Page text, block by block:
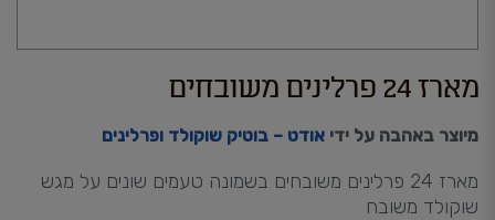
מארז 24 פרלינים משובחים
מיוצר באהבה על ידי אודט – בוטיק שוקולד ופרלינים
מארז 24 פרלינים משובחים בשמונה טעמים שונים על מגש
שוקולד משובח